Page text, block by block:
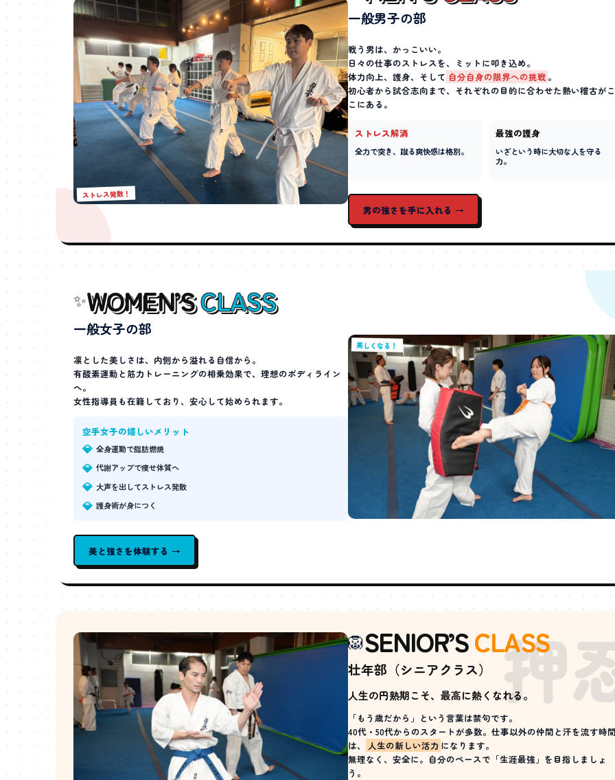
ストレス発散！
一般男子の部
戦う男は、かっこいい。
日々の仕事のストレスを、ミットに叩き込め。
体力向上、護身、そして 自分自身の限界への挑戦 。
初心者から試合志向まで、それぞれの目的に合わせた熱い稽古がこ
こにある。
ストレス解消
全力で突き、蹴る爽快感は格別。
最強の護身
いざという時に大切な人を守る
力。
男の強さを手に入れる →
美しくなる！
✨WOMEN’SCLASS
一般女子の部
凛とした美しさは、内側から溢れる自信から。
有酸素運動と筋力トレーニングの相乗効果で、理想のボディライン
へ。
女性指導員も在籍しており、安心して始められます。
空手女子の嬉しいメリット
💎 全身運動で脂肪燃焼
💎 代謝アップで痩せ体質へ
💎 大声を出してストレス発散
💎 護身術が身につく
美と強さを体験する →
押
🦁SENIOR’SCLASS
壮年部（シニアクラス）
人生の円熟期こそ、最高に熱くなれる。
「もう歳だから」という言葉は禁句です。
40代・50代からのスタートが多数。仕事以外の仲間と汗を流す時
は、
人生の新しい活力 になります。
無理なく、安全に。自分のペースで「生涯最強」を目指しましょ
う。